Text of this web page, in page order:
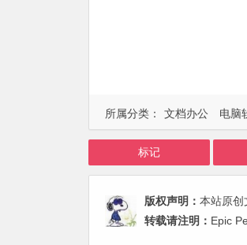
所属分类： 文档办公 电脑
标记
版权声明： 本站原创
转载请注明： Epic